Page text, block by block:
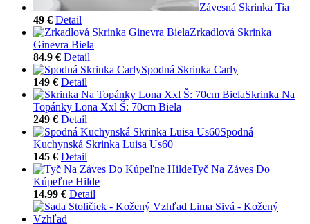
Závesná Skrinka Tia
49 € Detail
Zrkadlová Skrinka
Ginevra Biela
84.9 € Detail
Spodná Skrinka Carly
149 € Detail
Skrinka Na
Topánky Lona Xxl Š: 70cm Biela
249 € Detail
Spodná
Kuchynská Skrinka Luisa Us60
145 € Detail
Tyč Na Záves Do
Kúpeľne Hilde
14.99 € Detail